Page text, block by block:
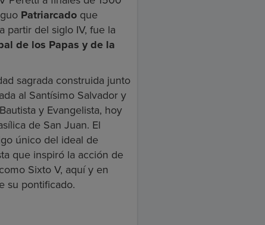
Patriarcado que
partir del siglo IV, fue la
de los Papas y de la
sagrada construida junto
al Santísimo Salvador y
y Evangelista, hoy
de San Juan. El
único del ideal de
que inspiró la acción de
Sixto V, aquí y en
su pontificado.